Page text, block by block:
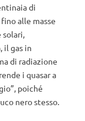
di
alle masse
solari,
il gas in
di radiazione
i quasar a
poiché
nero stesso.